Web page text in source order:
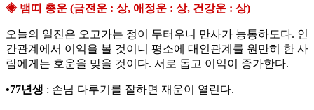
◈ 뱀띠 총운 (금전운 : 상, 애정운 : 상, 건강운 : 상)
오늘의 일진은 오고가는 정이 두터우니 만사가 능통하도다. 인
간관계에서 이익을 볼 것이니 평소에 대인관계를 원만히 한 사
람에게는 호운을 맞을 것이다. 서로 돕고 이익이 증가한다.
•77년생 : 손님 다루기를 잘하면 재운이 열린다.